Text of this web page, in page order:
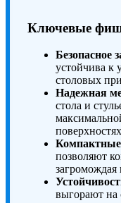
Ключевые
Безопасное
устойчива к
столовых
Надежная
стола и
позволяют
загромождая
выгорают на